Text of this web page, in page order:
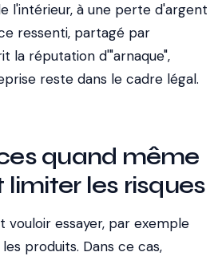
l'intérieur, à une perte d'argent
ressenti, partagé par
la réputation d'"arnaque",
reste dans le cadre légal.
quand même
les risques
vouloir essayer, par exemple
produits. Dans ce cas,